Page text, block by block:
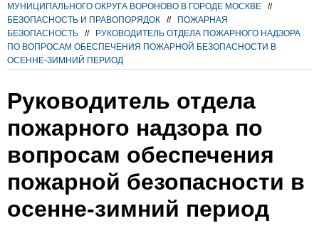
МУНИЦИПАЛЬНОГО ОКРУГА ВОРОНОВО В ГОРОДЕ МОСКВЕ
//
БЕЗОПАСНОСТЬ И ПРАВОПОРЯДОК
//
ПОЖАРНАЯ
БЕЗОПАСНОСТЬ
//
РУКОВОДИТЕЛЬ ОТДЕЛА ПОЖАРНОГО НАДЗОРА
ПО ВОПРОСАМ ОБЕСПЕЧЕНИЯ ПОЖАРНОЙ БЕЗОПАСНОСТИ В
ОСЕННЕ-ЗИМНИЙ ПЕРИОД
Руководитель отдела
пожарного надзора по
вопросам обеспечения
пожарной безопасности в
осенне-зимний период